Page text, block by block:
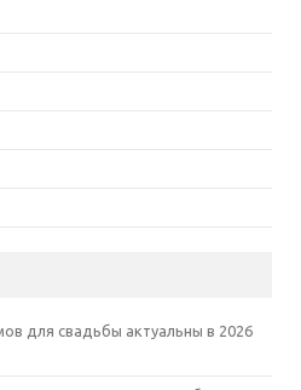
для свадьбы актуальны в 2026